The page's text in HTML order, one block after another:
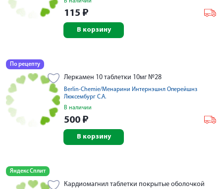
115 ₽
В корзину
По рецепту
Леркамен 10 таблетки 10мг №28
Berlin-Chemie/Менарини Интернэшнл Оперейшнз
Люксембург С.А.
В наличии
500 ₽
В корзину
Яндекс Сплит
Кардиомагнил таблетки покрытые оболочкой